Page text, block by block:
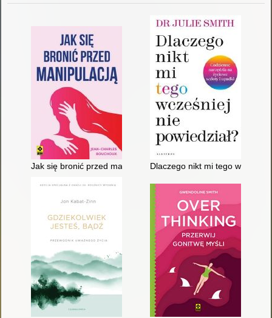
Jak się bronić przed manipulacjąDlaczego nikt mi tego